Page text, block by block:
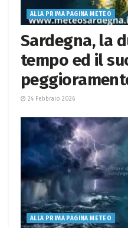
ALLA PRIMA PAGINA METEO
Sardegna, la
tempo ed il
24 Febbraio 2026
ALLA PRIMA PAGINA METEO